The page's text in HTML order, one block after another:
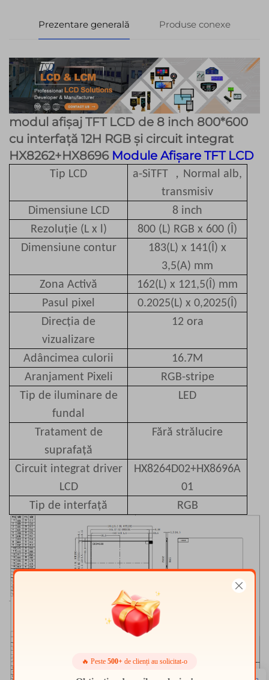
Prezentare generală Produse conexe
modul afișaj TFT LCD de 8 inch 800*600
cu interfață 12H RGB și circuit integrat
HX8262+HX8696 Module Afișare TFT LCD
Tip LCD a-SiTFT ， Normal alb,
transmisiv
Dimensiune LCD
8 inch
Rezoluție (L x l)
800 (L) RGB x 600 (Î)
Dimensiune contur
183(L) x 141(Î) x
3,5(A) mm
Zona Activă
162(L) x 121,5(Î) mm
Pasul pixel
0.2025(L) x 0,2025(Î)
Direcția de
vizualizare
12 ora
Adâncimea culorii
16.7M
Aranjament Pixeli
RGB-stripe
Tip de iluminare de
fundal
LED
Tratament de
suprafață
Fără strălucire
Circuit integrat driver
LCD
HX8264D02+HX8696A
01
Tip de interfață
RGB
🔥 Peste 500+ de clienți au solicitat-o